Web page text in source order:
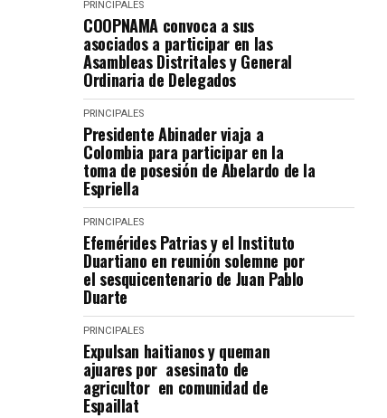
PRINCIPALES
COOPNAMA convoca a sus
asociados a participar en las
Asambleas Distritales y General
Ordinaria de Delegados
PRINCIPALES
Presidente Abinader viaja a
Colombia para participar en la
toma de posesión de Abelardo de la
Espriella
PRINCIPALES
Efemérides Patrias y el Instituto
Duartiano en reunión solemne por
el sesquicentenario de Juan Pablo
Duarte
PRINCIPALES
Expulsan haitianos y queman
ajuares por asesinato de
agricultor en comunidad de
Espaillat